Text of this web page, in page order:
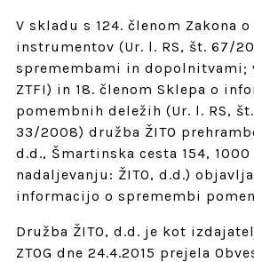
V skladu s 124. členom Zakona
instrumentov (Ur. l. RS, št. 67/
spremembami in dopolnitvami;
ZTFI) in 18. členom Sklepa o
pomembnih deležih (Ur. l. RS,
33/2008) družba ŽITO
d.d., Šmartinska cesta 154,
nadaljevanju: ŽITO, d.d.)
informacijo o spremembi
Družba ŽITO, d.d. je kot
ZTOG dne 24.4.2015 prejela